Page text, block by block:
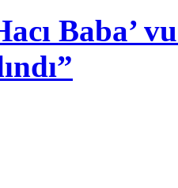
Baba’